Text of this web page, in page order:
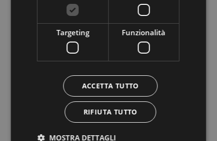
Hotel Des alpes ***
32043 CORTINA D'AMPEZZO, Via La Vera N.2
Targeting Funzionalità
ACCETTA TUTTO
RIFIUTA TUTTO
MOSTRA DETTAGLI